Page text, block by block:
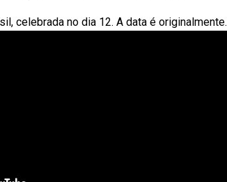
celebrada no dia 12. A data é originalmente.